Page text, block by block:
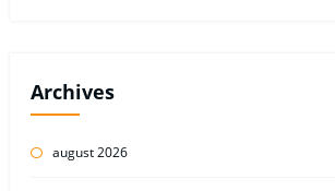
Archives
august 2026